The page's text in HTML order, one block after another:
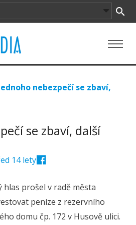
nebezpečí se zbaví,
se zbaví, další
14 lety
prošel v radě města
peníze z rezervního
domu čp. 172 v Husově ulici.